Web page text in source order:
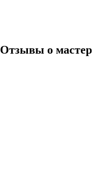
Отзывы о